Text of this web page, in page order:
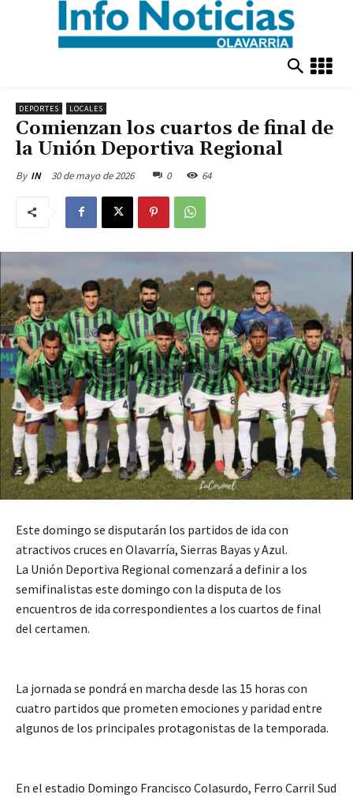
DEPORTES LOCALES
Comienzan los cuartos de final de
la Unión Deportiva Regional
By IN 30 de mayo de 2026 0 64
Este domingo se disputarán los partidos de ida con
atractivos cruces en Olavarría, Sierras Bayas y Azul.
La Unión Deportiva Regional comenzará a definir a los
semifinalistas este domingo con la disputa de los
encuentros de ida correspondientes a los cuartos de final
del certamen.
La jornada se pondrá en marcha desde las 15 horas con
cuatro partidos que prometen emociones y paridad entre
algunos de los principales protagonistas de la temporada.
En el estadio Domingo Francisco Colasurdo, Ferro Carril Sud